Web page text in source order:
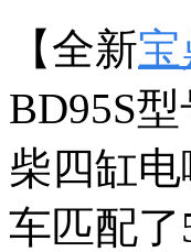
【全新
BD95S
柴四缸
车匹配